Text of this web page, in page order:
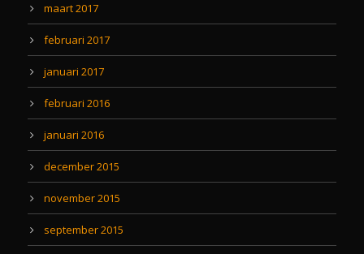
maart 2017
februari 2017
januari 2017
februari 2016
januari 2016
december 2015
november 2015
september 2015